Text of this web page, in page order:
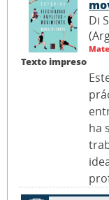
Texto impreso
Di
ha